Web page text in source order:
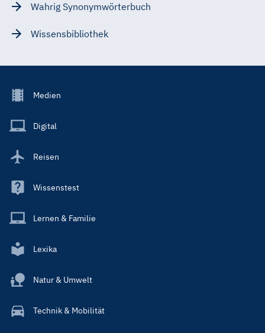
Wahrig Synonymwörterbuch
Wissensbibliothek
Footer
Main
Medien
Digital
Reisen
Wissenstest
Lernen & Familie
Lexika
Natur & Umwelt
Technik & Mobilität